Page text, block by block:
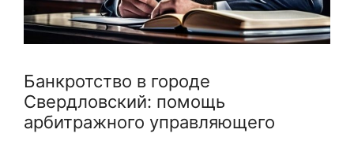
Банкротство в городе
Свердловский: помощь
арбитражного управляющего